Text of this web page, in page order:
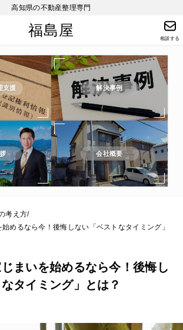
高知県の不動産整理専門
福島屋 相談する
支援 解決事例
会社概要
考え方
めるなら今！後悔しない「ベストなタイミング」
まいを始めるなら今！後悔し
タイミング」とは？